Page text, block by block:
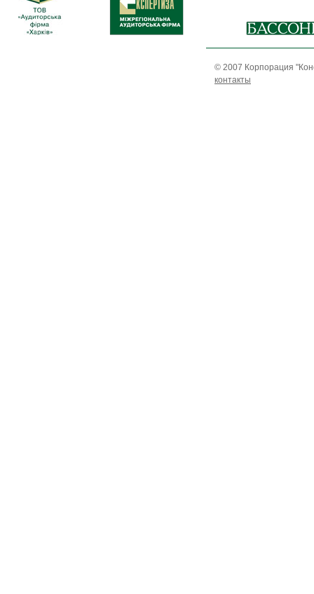
© 2007 Корпорация
контакты